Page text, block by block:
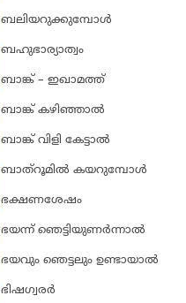
ബലിയറുക്കുമ്പോള്‍
ബഹുഭാര്യാത്വം
ബാങ്ക് – ഇഖാമത്ത്
ബാങ്ക് കഴിഞ്ഞാല്‍
ബാങ്ക് വിളി കേട്ടാല്‍
ബാത്‌റൂമില്‍ കയറുമ്പോള്‍
ഭക്ഷണശേഷം
ഭയന്ന് ഞെട്ടിയുണര്‍ന്നാല്‍
ഭയവും ഞെട്ടലും ഉണ്ടായാല്‍
ഭിഷഗ്വരര്‍